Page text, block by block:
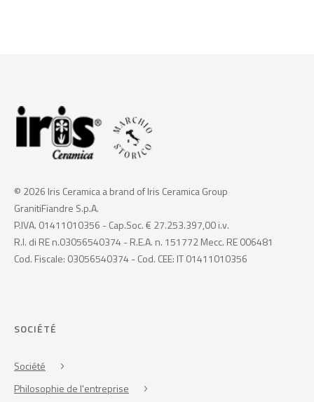
© 2026 Iris Ceramica a brand of Iris Ceramica Group
GranitiFiandre S.p.A.
P.IVA. 01411010356 - Cap.Soc. € 27.253.397,00 i.v.
R.I. di RE n.03056540374 - R.E.A. n. 151772 Mecc. RE 006481
Cod. Fiscale: 03056540374 - Cod. CEE: IT 01411010356
SOCIÉTÉ
Société
Philosophie de l'entreprise